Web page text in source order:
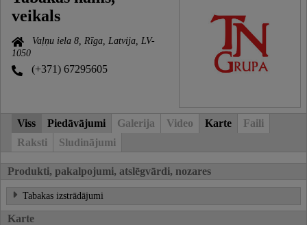
veikals
Vaļņu iela 8, Rīga, Latvija, LV-
1050
(+371) 67295605
Viss Piedāvājumi Galerija Video Karte
Faili
Raksti
Sludinājumi
Produkti, pakalpojumi, atslēgvārdi, nozares
Tabakas izstrādājumi
Karte